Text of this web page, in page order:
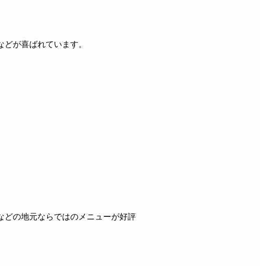
が喜ばれています。
どの地元ならではのメニューが好評